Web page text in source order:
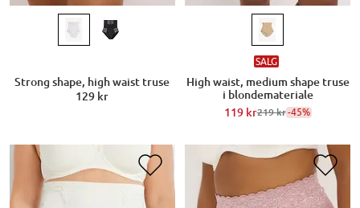
Strong shape, high waist truse
129 kr
SALG
High waist, medium shape truse
i blondemateriale
119 kr219 kr-45%